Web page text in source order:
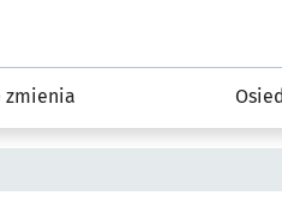
- miejskie inwestycje
zmienia